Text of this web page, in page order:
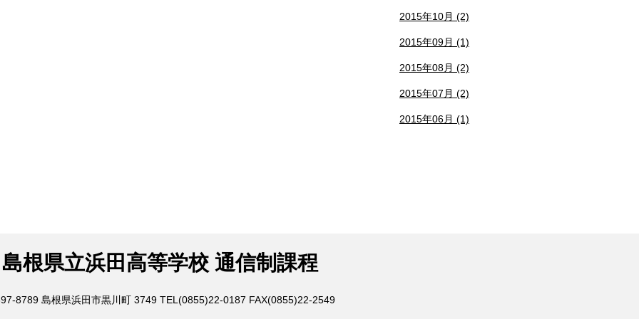
2015年10月 (2)
2015年09月 (1)
2015年08月 (2)
2015年07月 (2)
2015年06月 (1)
島根県立浜田高等学校 通信制課程
8789 島根県浜田市黒川町 3749 TEL(0855)22-0187 FAX(0855)22-2549